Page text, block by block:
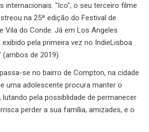
internacionais. "Ico", o seu terceiro filme
na 25ª edição do Festival de
Vila do Conde. Já em Los Angeles
pela primeira vez no IndieLisboa
(ambos de 2019).
se no bairro de Compton, na cidade
uma adolescente procura manter o
lutando pela possiblidade de permanecer
perder a sua família, amizades, e o